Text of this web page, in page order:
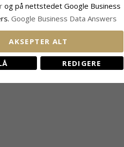
KJØPER OGSÅ
og på nettstedet Google Business
Google Business Data Answers
AKSEPTER ALT
REDIGERE